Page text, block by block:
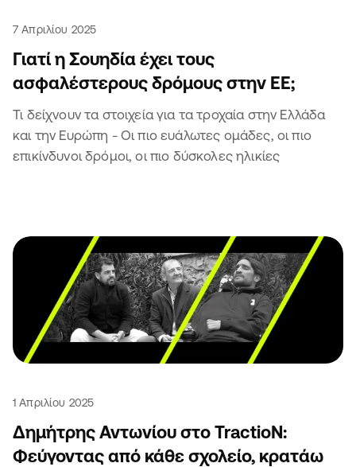
7 Απριλίου 2025
Γιατί η Σουηδία έχει τους
ασφαλέστερους δρόμους στην ΕΕ;
Τι δείχνουν τα στοιχεία για τα τροχαία στην Ελλάδα
και την Ευρώπη - Οι πιο ευάλωτες ομάδες, οι πιο
επικίνδυνοι δρόμοι, οι πιο δύσκολες ηλικίες
1 Απριλίου 2025
Δημήτρης Αντωνίου στο TractioN:
Φεύγοντας από κάθε σχολείο, κρατάω